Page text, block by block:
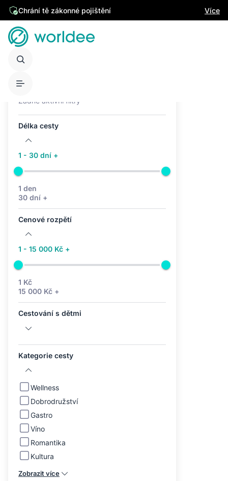
Chrání tě zákonné pojištění Více
Žádné aktivní filtry
Délka cesty
1 - 30 dní +
1 den
30 dní +
Cenové rozpětí
1 - 15 000 Kč +
1 Kč
15 000 Kč +
Cestování s dětmi
Kategorie cesty
Wellness
Dobrodružství
Gastro
Víno
Romantika
Kultura
Zobrazit více